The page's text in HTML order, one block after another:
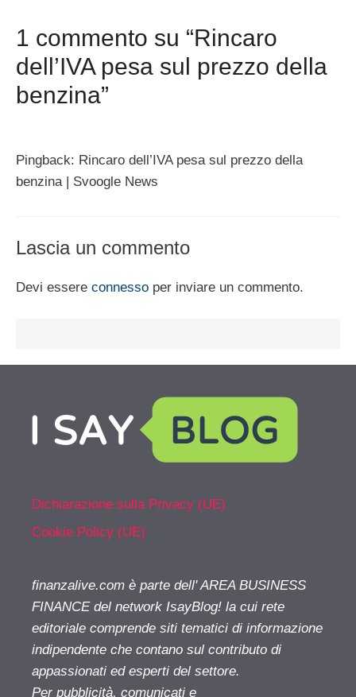
1 commento su “Rincaro
dell’IVA pesa sul prezzo della
benzina”
Pingback: Rincaro dell’IVA pesa sul prezzo della
benzina | Svoogle News
Lascia un commento
Devi essere connesso per inviare un commento.
Dichiarazione sulla Privacy (UE)
Cookie Policy (UE)
finanzalive.com è parte dell' AREA BUSINESS
FINANCE del network IsayBlog! la cui rete
editoriale comprende siti tematici di informazione
indipendente che contano sul contributo di
appassionati ed esperti del settore.
Per pubblicità, comunicati e